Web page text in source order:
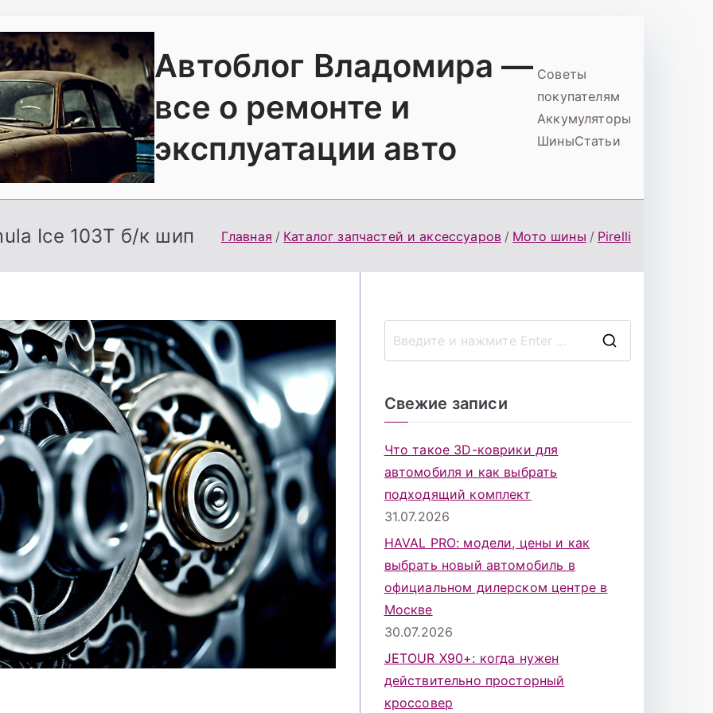
Автоблог Владомира —
все о ремонте и
эксплуатации авто
Советы
покупателям
Аккумуляторы
ШиныСтатьи
Ice 103T б/к шип Главная Каталог запчастей и аксессуаров Мото шины Pirelli
Свежие записи
Что такое 3D-коврики для
автомобиля и как выбрать
подходящий комплект
31.07.2026
HAVAL PRO: модели, цены и как
выбрать новый автомобиль в
официальном дилерском центре в
Москве
30.07.2026
JETOUR X90+: когда нужен
действительно просторный
кроссовер